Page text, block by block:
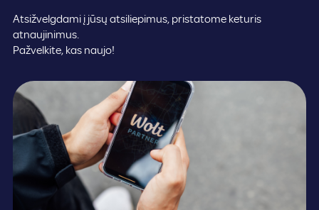
Atsižvelgdami į jūsų atsiliepimus, pristatome keturis
atnaujinimus.
Pažvelkite, kas naujo!